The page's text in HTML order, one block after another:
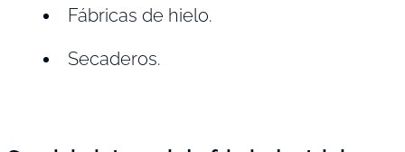
Fábricas de hielo.
Secaderos.